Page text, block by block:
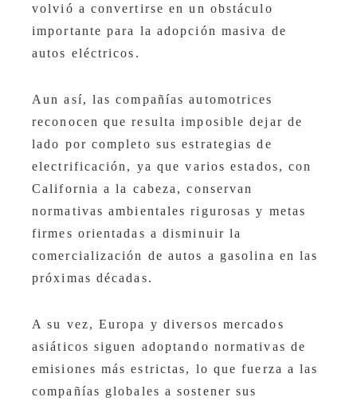
volvió a convertirse en un obstáculo
importante para la adopción masiva de
autos eléctricos.
Aun así, las compañías automotrices
reconocen que resulta imposible dejar de
lado por completo sus estrategias de
electrificación, ya que varios estados, con
California a la cabeza, conservan
normativas ambientales rigurosas y metas
firmes orientadas a disminuir la
comercialización de autos a gasolina en las
próximas décadas.
A su vez, Europa y diversos mercados
asiáticos siguen adoptando normativas de
emisiones más estrictas, lo que fuerza a las
compañías globales a sostener sus